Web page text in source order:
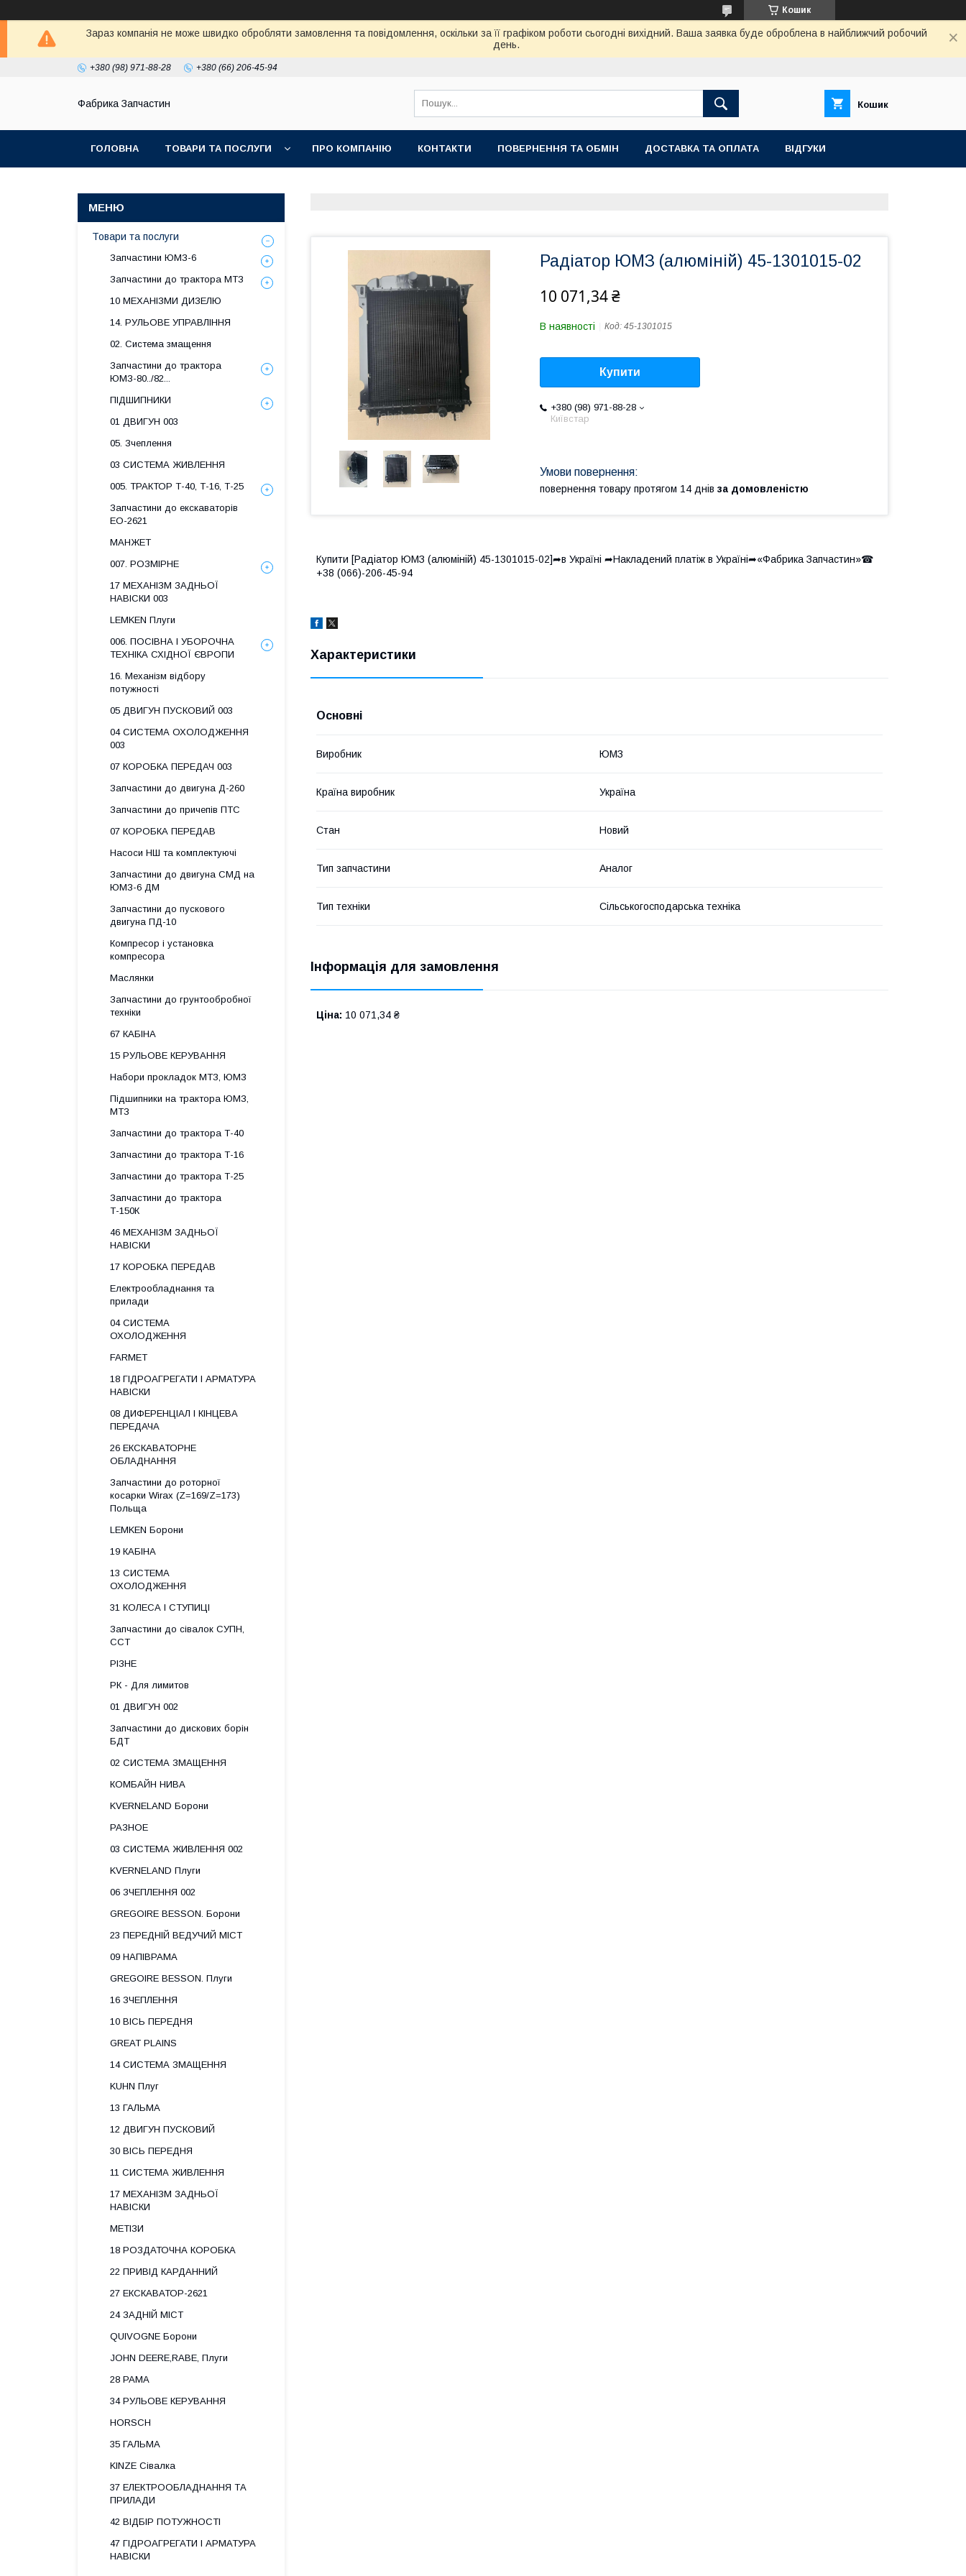
Кошик
Зараз компанія не може швидко обробляти замовлення та повідомлення, оскільки за її графіком роботи сьогодні вихідний. Ваша заявка буде оброблена в найближчий робочий
день.
+380 (98) 971-88-28 +380 (66) 206-45-94
Фабрика Запчастин Кошик
ГОЛОВНА ТОВАРИ ТА ПОСЛУГИ ПРО КОМПАНІЮ КОНТАКТИ ПОВЕРНЕННЯ ТА ОБМІН ДОСТАВКА ТА ОПЛАТА ВІДГУКИ
Радіатор ЮМЗ (алюміній) 45-1301015-02
10 071,34 ₴
В наявності Код: 45-1301015
Купити
+380 (98) 971-88-28
Київстар
повернення товару протягом 14 днів за домовленістю
Купити [Радіатор ЮМЗ (алюміній) 45-1301015-02]➦в Україні ➦Накладений платіж в Україні➦«Фабрика Запчастин»☎
+38 (066)-206-45-94
Характеристики
Основні
Виробник ЮМЗ
Країна виробник Україна
Стан Новий
Тип запчастини Аналог
Тип техніки Сільськогосподарська техніка
Інформація для замовлення
Ціна: 10 071,34 ₴
Товари та послуги
Запчастини ЮМЗ-6
Запчастини до трактора МТЗ
10 МЕХАНІЗМИ ДИЗЕЛЮ
14. РУЛЬОВЕ УПРАВЛІННЯ
02. Система змащення
Запчастини до трактора
ЮМЗ-80../82...
ПІДШИПНИКИ
01 ДВИГУН 003
05. Зчеплення
03 СИСТЕМА ЖИВЛЕННЯ
005. ТРАКТОР Т-40, Т-16, Т-25
Запчастини до екскаваторів
ЕО-2621
МАНЖЕТ
007. РОЗМІРНЕ
17 МЕХАНІЗМ ЗАДНЬОЇ
НАВІСКИ 003
LEMKEN Плуги
006. ПОСІВНА І УБОРОЧНА
ТЕХНІКА СХІДНОЇ ЄВРОПИ
16. Механізм відбору
потужності
05 ДВИГУН ПУСКОВИЙ 003
04 СИСТЕМА ОХОЛОДЖЕННЯ
003
07 КОРОБКА ПЕРЕДАЧ 003
Запчастини до двигуна Д-260
Запчастини до причепів ПТС
07 КОРОБКА ПЕРЕДАВ
Насоси НШ та комплектуючі
Запчастини до двигуна СМД на
ЮМЗ-6 ДМ
Запчастини до пускового
двигуна ПД-10
Компресор і установка
компресора
Маслянки
Запчастини до грунтообробної
техніки
67 КАБІНА
15 РУЛЬОВЕ КЕРУВАННЯ
Набори прокладок МТЗ, ЮМЗ
Підшипники на трактора ЮМЗ,
МТЗ
Запчастини до трактора Т-40
Запчастини до трактора Т-16
Запчастини до трактора Т-25
Запчастини до трактора
Т-150К
46 МЕХАНІЗМ ЗАДНЬОЇ
НАВІСКИ
17 КОРОБКА ПЕРЕДАВ
Електрообладнання та
прилади
04 СИСТЕМА
ОХОЛОДЖЕННЯ
FARMET
18 ГІДРОАГРЕГАТИ І АРМАТУРА
НАВІСКИ
08 ДИФЕРЕНЦІАЛ І КІНЦЕВА
ПЕРЕДАЧА
26 ЕКСКАВАТОРНЕ
ОБЛАДНАННЯ
Запчастини до роторної
косарки Wirax (Z=169/Z=173)
Польща
LEMKEN Борони
19 КАБІНА
13 СИСТЕМА
ОХОЛОДЖЕННЯ
31 КОЛЕСА І СТУПИЦІ
Запчастини до сівалок СУПН,
ССТ
РІЗНЕ
РК - Для лимитов
01 ДВИГУН 002
Запчастини до дискових борін
БДТ
02 СИСТЕМА ЗМАЩЕННЯ
КОМБАЙН НИВА
KVERNELAND Борони
РАЗНОЕ
03 СИСТЕМА ЖИВЛЕННЯ 002
KVERNELAND Плуги
06 ЗЧЕПЛЕННЯ 002
GREGOIRE BESSON. Борони
23 ПЕРЕДНІЙ ВЕДУЧИЙ МІСТ
09 НАПІВРАМА
GREGOIRE BESSON. Плуги
16 ЗЧЕПЛЕННЯ
10 ВІСЬ ПЕРЕДНЯ
GREAT PLAINS
14 СИСТЕМА ЗМАЩЕННЯ
KUHN Плуг
13 ГАЛЬМА
12 ДВИГУН ПУСКОВИЙ
30 ВІСЬ ПЕРЕДНЯ
11 СИСТЕМА ЖИВЛЕННЯ
17 МЕХАНІЗМ ЗАДНЬОЇ
НАВІСКИ
МЕТІЗИ
18 РОЗДАТОЧНА КОРОБКА
22 ПРИВІД КАРДАННИЙ
27 ЕКСКАВАТОР-2621
24 ЗАДНІЙ МІСТ
QUIVOGNE Борони
JOHN DEERE,RABE, Плуги
28 РАМА
34 РУЛЬОВЕ КЕРУВАННЯ
HORSCH
35 ГАЛЬМА
KINZE Сівалка
37 ЕЛЕКТРООБЛАДНАННЯ ТА
ПРИЛАДИ
42 ВІДБІР ПОТУЖНОСТІ
47 ГІДРОАГРЕГАТИ І АРМАТУРА
НАВІСКИ